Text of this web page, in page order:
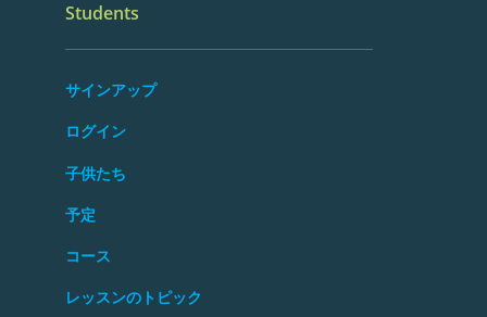
Students
サインアップ
ログイン
子供たち
予定
コース
レッスンのトピック